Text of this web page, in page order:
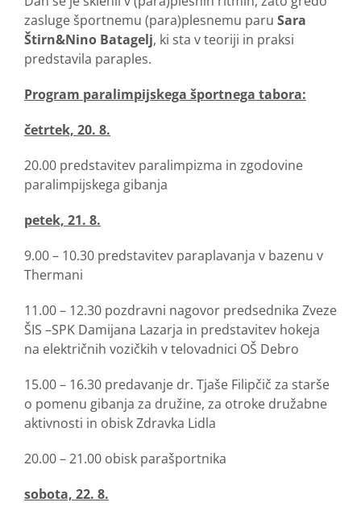
zasluge športnemu (para)plesnemu paru Sara
Štirn&Nino Batagelj, ki sta v teoriji in praksi
predstavila paraples.
Program paralimpijskega športnega tabora:
četrtek, 20. 8.
20.00 predstavitev paralimpizma in zgodovine
paralimpijskega gibanja
petek, 21. 8.
9.00 – 10.30 predstavitev paraplavanja v bazenu v
Thermani
11.00 – 12.30 pozdravni nagovor predsednika Zveze
ŠIS –SPK Damijana Lazarja in predstavitev hokeja
na električnih vozičkih v telovadnici OŠ Debro
15.00 – 16.30 predavanje dr. Tjaše Filipčič za starše
o pomenu gibanja za družine, za otroke družabne
aktivnosti in obisk Zdravka Lidla
20.00 – 21.00 obisk parašportnika
sobota, 22. 8.